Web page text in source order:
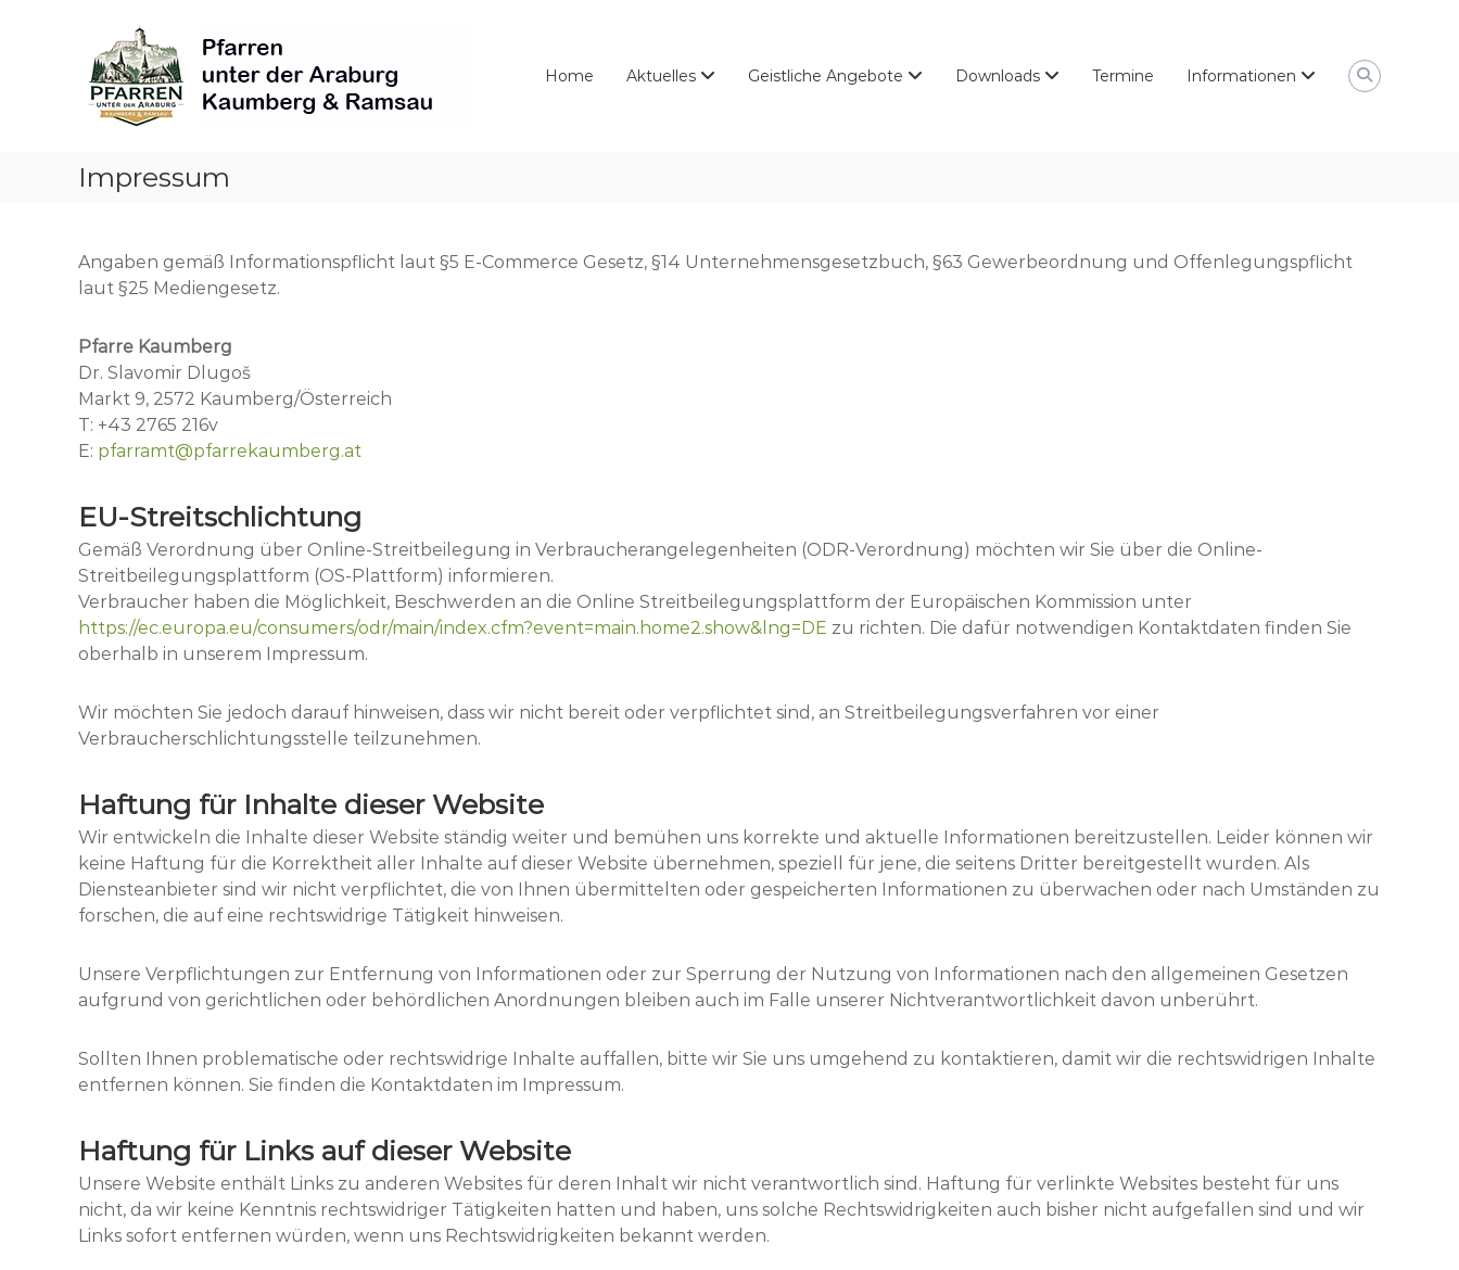
Pfarren
unter
derAraburg
in
Kaumberg
Home Aktuelles Geistliche Angebote Downloads Termine Informationen
Impressum
Angaben gemäß Informationspflicht laut §5 E-Commerce Gesetz, §14 Unternehmensgesetzbuch, §63 Gewerbeordnung und Offenlegungspflicht
laut §25 Mediengesetz.
Pfarre Kaumberg
Dr. Slavomir Dlugoš
Markt 9, 2572 Kaumberg/Österreich
T: +43 2765 216v
E: pfarramt@pfarrekaumberg.at
EU-Streitschlichtung
Gemäß Verordnung über Online-Streitbeilegung in Verbraucherangelegenheiten (ODR-Verordnung) möchten wir Sie über die Online-
Streitbeilegungsplattform (OS-Plattform) informieren.
Verbraucher haben die Möglichkeit, Beschwerden an die Online Streitbeilegungsplattform der Europäischen Kommission unter
https://ec.europa.eu/consumers/odr/main/index.cfm?event=main.home2.show&lng=DE zu richten. Die dafür notwendigen Kontaktdaten finden Sie
oberhalb in unserem Impressum.
Wir möchten Sie jedoch darauf hinweisen, dass wir nicht bereit oder verpflichtet sind, an Streitbeilegungsverfahren vor einer
Verbraucherschlichtungsstelle teilzunehmen.
Haftung für Inhalte dieser Website
Wir entwickeln die Inhalte dieser Website ständig weiter und bemühen uns korrekte und aktuelle Informationen bereitzustellen. Leider können wir
keine Haftung für die Korrektheit aller Inhalte auf dieser Website übernehmen, speziell für jene, die seitens Dritter bereitgestellt wurden. Als
Diensteanbieter sind wir nicht verpflichtet, die von Ihnen übermittelten oder gespeicherten Informationen zu überwachen oder nach Umständen zu
forschen, die auf eine rechtswidrige Tätigkeit hinweisen.
Unsere Verpflichtungen zur Entfernung von Informationen oder zur Sperrung der Nutzung von Informationen nach den allgemeinen Gesetzen
aufgrund von gerichtlichen oder behördlichen Anordnungen bleiben auch im Falle unserer Nichtverantwortlichkeit davon unberührt.
Sollten Ihnen problematische oder rechtswidrige Inhalte auffallen, bitte wir Sie uns umgehend zu kontaktieren, damit wir die rechtswidrigen Inhalte
entfernen können. Sie finden die Kontaktdaten im Impressum.
Haftung für Links auf dieser Website
Unsere Website enthält Links zu anderen Websites für deren Inhalt wir nicht verantwortlich sind. Haftung für verlinkte Websites besteht für uns
nicht, da wir keine Kenntnis rechtswidriger Tätigkeiten hatten und haben, uns solche Rechtswidrigkeiten auch bisher nicht aufgefallen sind und wir
Links sofort entfernen würden, wenn uns Rechtswidrigkeiten bekannt werden.